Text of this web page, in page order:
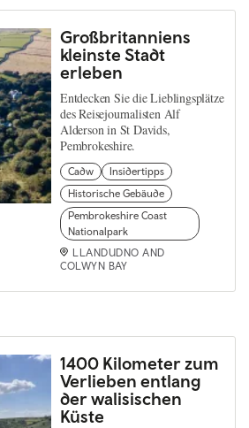
Großbritanniens
kleinste Stadt
erleben
Entdecken Sie die Lieblingsplätze
des Reisejournalisten Alf
Alderson in St Davids,
Pembrokeshire.
Cadw
Insidertipps
Historische Gebäude
Pembrokeshire Coast
Nationalpark
LLANDUDNO AND
COLWYN BAY
1400 Kilometer zum
Verlieben entlang
der walisischen
Küste